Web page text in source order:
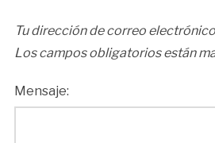
Tu dirección de correo
Los campos obligatorios están
Mensaje: